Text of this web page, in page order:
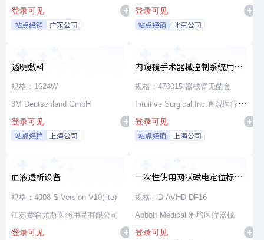
登录可见
站点经销 广东公司
登录可见
站点经销 北京公司
透明敷料
规格：1624W
3M Deutschland GmbH
登录可见
站点经销 上海公司
内窥镜手术器械控制系统用无
源器械和附件
规格：470015 器械臂无菌套
Intuitive Surgical,Inc.直观医疗公
司
登录可见
站点经销 上海公司
血液透析设备
规格：4008 S Version V10(lite)
江苏费森尤斯医药用品有限公司
登录可见
一次性使用网状磁电定位标测
导管
规格：D-AVHD-DF16
Abbott Medical 雅培医疗器械
登录可见